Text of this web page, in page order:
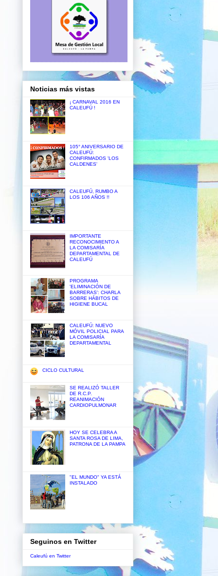
Noticias más vistas
¡ CARNAVAL 2016 EN
CALEUFÚ !
105° ANIVERSARIO DE
CALEUFÚ:
CONFIRMADOS 'LOS
CALDENES'
CALEUFÚ, RUMBO A
LOS 106 AÑOS !!
IMPORTANTE
RECONOCIMIENTO A
LA COMISARÍA
DEPARTAMENTAL DE
CALEUFÚ
PROGRAMA
'ELIMINACIÓN DE
BARRERAS': CHARLA
SOBRE HÁBITOS DE
HIGIENE BUCAL
CALEUFÚ: NUEVO
MÓVIL POLICIAL PARA
LA COMISARÍA
DEPARTAMENTAL
CICLO CULTURAL
SE REALIZÓ TALLER
DE R.C.P.
REANIMACIÓN
CARDIOPULMONAR
HOY SE CELEBRA A
SANTA ROSA DE LIMA,
PATRONA DE LA PAMPA
"EL MUNDO" YA ESTÁ
INSTALADO
Seguinos en Twitter
Caleufú en Twitter